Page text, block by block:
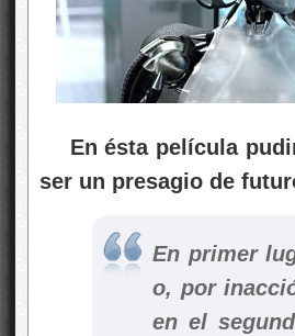
En ésta película
ser un presagio de
En primer
o, por
en el